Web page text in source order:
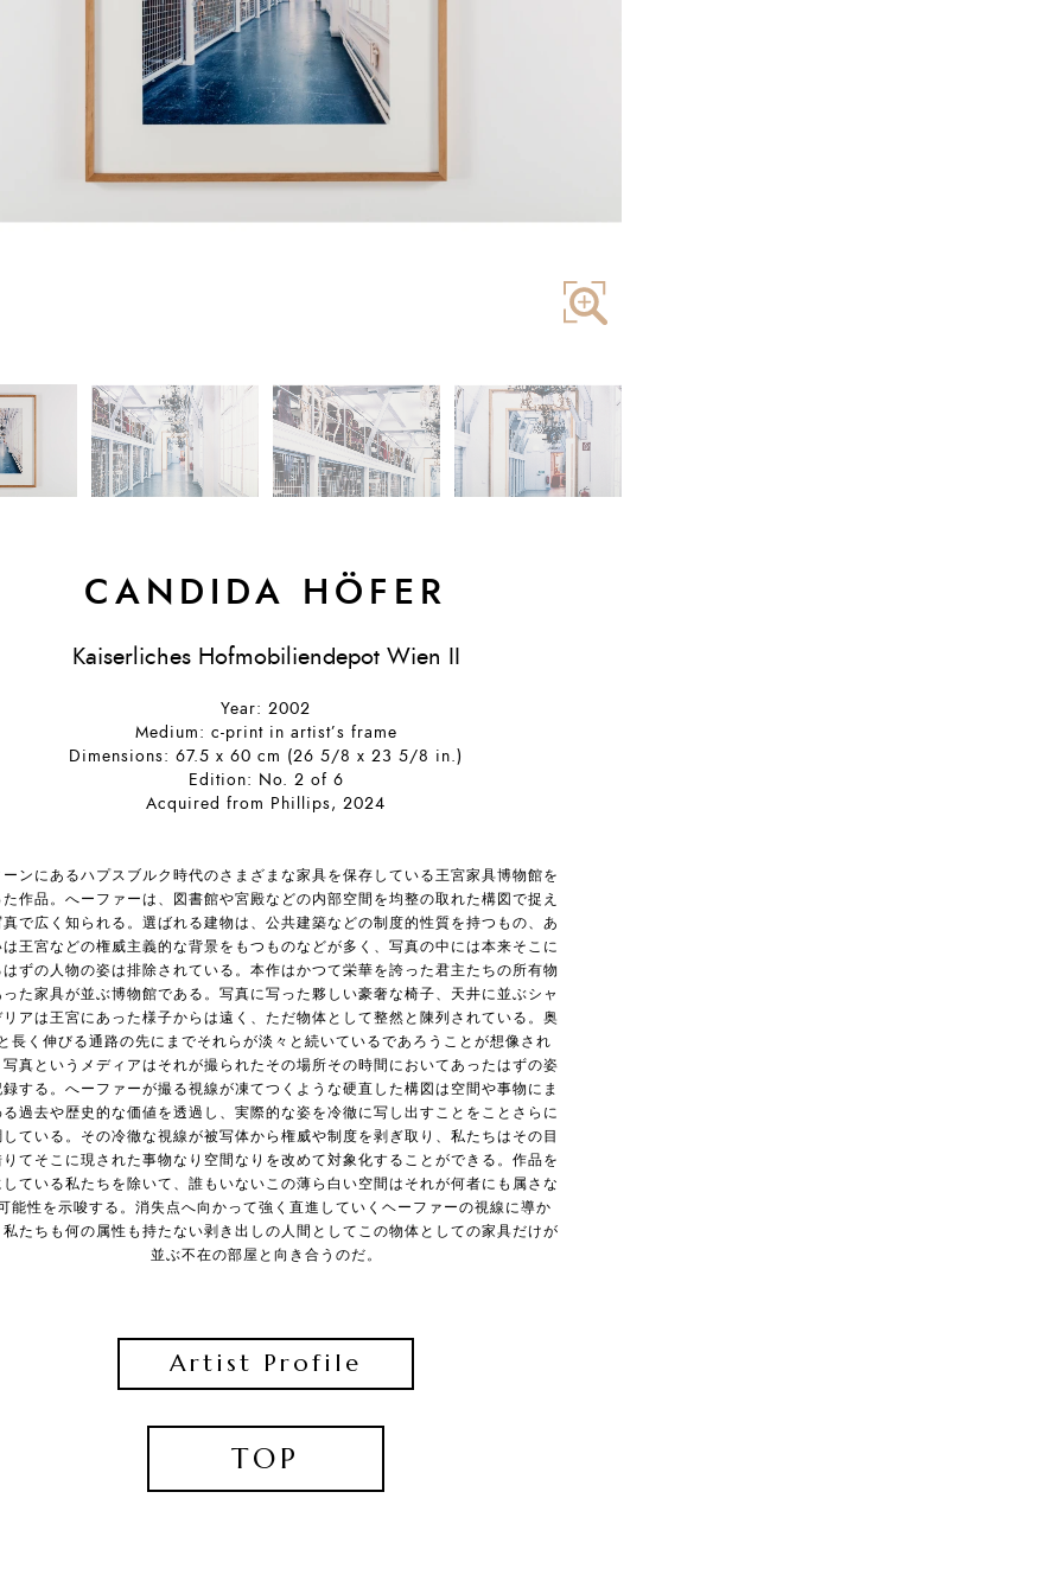
CANDIDA HÖFER
Kaiserliches Hofmobiliendepot Wien II
Year: 2002
Medium: c-print in artist’s frame
Dimensions: 67.5 x 60 cm (26 5/8 x 23 5/8 in.)
Edition: No. 2 of 6
Acquired from Phillips, 2024
ーンにあるハプスブルク時代のさまざまな家具を保存している王宮家具博物館を
た作品。へーファーは、図書館や宮殿などの内部空間を均整の取れた構図で捉え
真で広く知られる。選ばれる建物は、公共建築などの制度的性質を持つもの、あ
は王宮などの権威主義的な背景をもつものなどが多く、写真の中には本来そこに
はずの人物の姿は排除されている。本作はかつて栄華を誇った君主たちの所有物
た家具が並ぶ博物館である。写真に写った夥しい豪奢な椅子、天井に並ぶシャ
リアは王宮にあった様子からは遠く、ただ物体として整然と陳列されている。奥
長く伸びる通路の先にまでそれらが淡々と続いているであろうことが想像され
写真というメディアはそれが撮られたその場所その時間においてあったはずの姿
録する。へーファーが撮る視線が凍てつくような硬直した構図は空間や事物にま
る過去や歴史的な価値を透過し、実際的な姿を冷徹に写し出すことをことさらに
ている。その冷徹な視線が被写体から権威や制度を剥ぎ取り、私たちはその目
りてそこに現された事物なり空間なりを改めて対象化することができる。作品を
している私たちを除いて、誰もいないこの薄ら白い空間はそれが何者にも属さな
能性を示唆する。消失点へ向かって強く直進していくヘーファーの視線に導か
私たちも何の属性も持たない剥き出しの人間としてこの物体としての家具だけが
並ぶ不在の部屋と向き合うのだ。
Artist Profile
TOP